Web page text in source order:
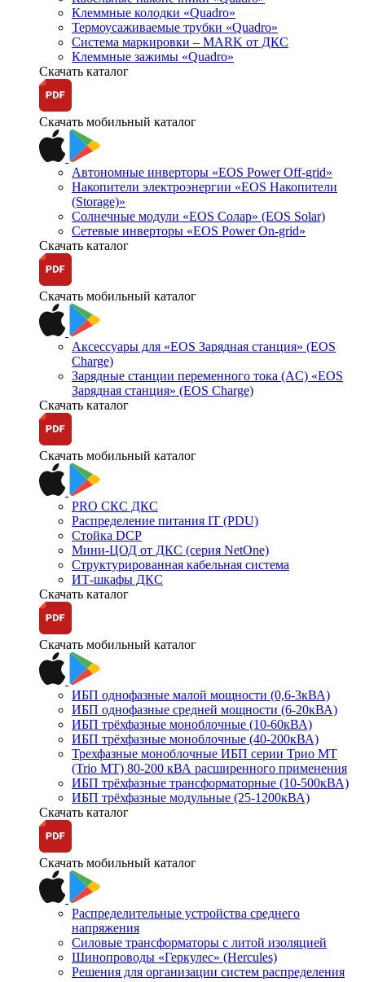
Клеммные колодки «Quadro»
Термоусаживаемые трубки «Quadro»
Система маркировки – MARK от ДКС
Клеммные зажимы «Quadro»
Скачать каталог
Скачать мобильный каталог
Автономные инверторы «EOS Power Off-grid»
Накопители электроэнергии «EOS Накопители
(Storage)»
Солнечные модули «EOS Солар» (EOS Solar)
Сетевые инверторы «EOS Power On-grid»
Скачать каталог
Скачать мобильный каталог
Аксессуары для «EOS Зарядная станция» (EOS
Charge)
Зарядные станции переменного тока (AC) «EOS
Зарядная станция» (EOS Charge)
Скачать каталог
Скачать мобильный каталог
PRO СКС ДКС
Распределение питания IT (PDU)
Стойка DCP
Мини-ЦОД от ДКС (серия NetOne)
Структурированная кабельная система
ИТ-шкафы ДКС
Скачать каталог
Скачать мобильный каталог
ИБП однофазные малой мощности (0,6-3кВА)
ИБП однофазные средней мощности (6-20кВА)
ИБП трёхфазные моноблочные (10-60кВА)
ИБП трёхфазные моноблочные (40-200кВА)
Трехфазные моноблочные ИБП серии Трио МТ
(Trio MT) 80-200 кВА расширенного применения
ИБП трёхфазные трансформаторные (10-500кВА)
ИБП трёхфазные модульные (25-1200кВА)
Скачать каталог
Скачать мобильный каталог
Распределительные устройства среднего
напряжения
Силовые трансформаторы с литой изоляцией
Шинопроводы «Геркулес» (Hercules)
Решения для организации систем распределения